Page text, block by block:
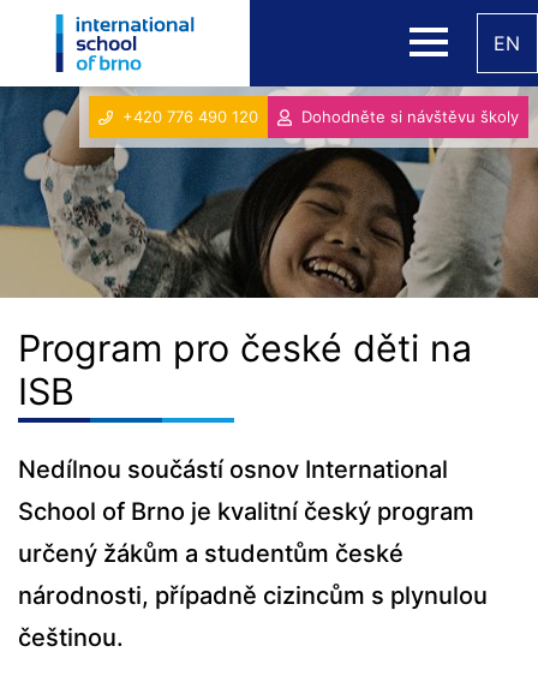
EN
+420 776 490 120 Dohodněte si návštěvu školy
Program pro české děti na
ISB
Nedílnou součástí osnov International
School of Brno je kvalitní český program
určený žákům a studentům české
národnosti, případně cizincům s plynulou
češtinou.